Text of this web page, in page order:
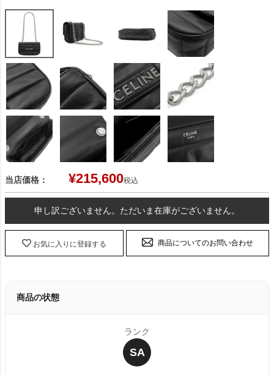
当店価格： ¥215,600税込
申し訳ございません。ただいま在庫がございません。
お気に入りに登録する 商品についてのお問い合わせ
商品の状態
ランク
SA